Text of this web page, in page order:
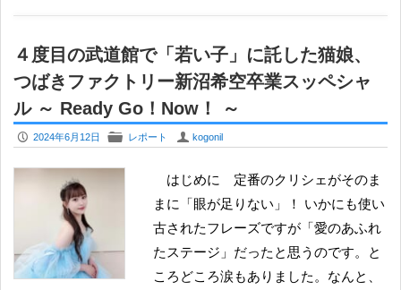
４度目の武道館で「若い子」に託した猫娘、
つばきファクトリー新沼希空卒業スッペシャ
ル ～ Ready Go！Now！ ～
P 2024年6月12日 F レポート U kogonil
はじめに 定番のクリシェがそのま
まに「眼が足りない」！ いかにも使い
古されたフレーズですが「愛のあふれ
たステージ」だったと思うのです。と
ころどころ涙もありました。なんと、